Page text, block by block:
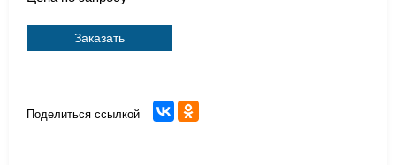
Заказать
Поделиться ссылкой